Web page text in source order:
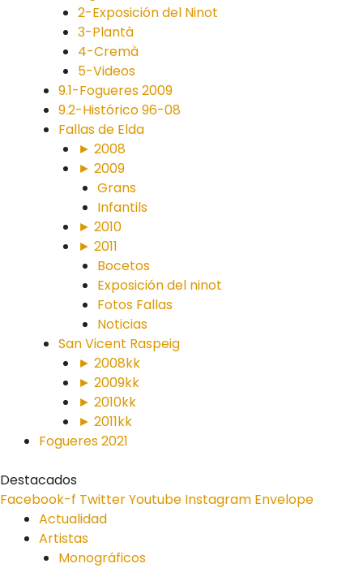
2-Exposición del Ninot
3-Plantà
4-Cremà
5-Videos
9.1-Fogueres 2009
9.2-Histórico 96-08
Fallas de Elda
► 2008
► 2009
Grans
Infantils
► 2010
► 2011
Bocetos
Exposición del ninot
Fotos Fallas
Noticias
San Vicent Raspeig
► 2008kk
► 2009kk
► 2010kk
► 2011kk
Fogueres 2021
Destacados
Facebook-f TwitterYoutube Instagram Envelope
Actualidad
Artistas
Monográficos